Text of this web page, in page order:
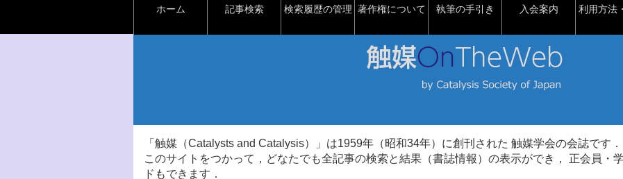
ホーム 記事検索 検索履歴の管理 著作権について 執筆の手引き 入会案内 利用方法
「触媒（Catalysts and Catalysis）」は1959年（昭和34年）に創刊された 触媒学会の会誌です．
このサイトをつかって，どなたでも全記事の検索と結果（書誌情報）の表示ができ， 正会員・
ドもできます．